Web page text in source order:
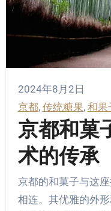
2024年8月2日
京都, 传统糖果, 和果
京都和菓
术的传承
京都的和菓子与这座拥有千年历史的古都文化紧密
相连。其优雅的外